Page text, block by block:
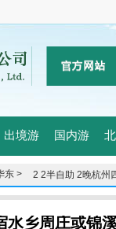
出境游 国内游
东 > 2 2半自助 2晚杭州
水乡周庄或锦